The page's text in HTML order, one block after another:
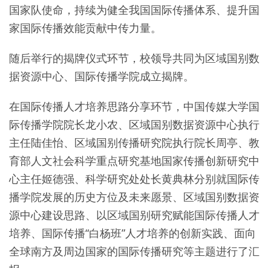
国家队使命，持续为健全我国国际传播体系、提升国
家国际传播效能贡献中传力量。
随后举行的揭牌仪式环节，校领导共同为区域国别数
据资源中心、国际传播学院成立揭牌。
在国际传播人才培养思路分享环节，中国传媒大学国
际传播学院院长龙小农、区域国别数据资源中心执行
主任陆佳怡、区域国别传播研究院执行院长周亭、教
育部人文社会科学重点研究基地国家传播创新研究中
心主任姬德强、科学研究处处长黄典林分别就国际传
播学院发展的历史方位及未来愿景、区域国别数据资
源中心建设思路、以区域国别研究赋能国际传播人才
培养、国际传播“白杨班”人才培养的创新实践、面向
全球南方及周边国家的国际传播研究等主题进行了汇